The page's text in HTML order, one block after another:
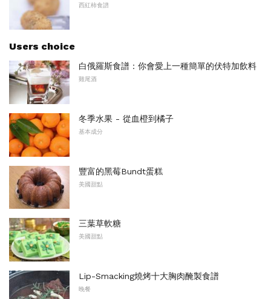
西紅柿食譜
Users choice
白俄羅斯食譜：你會愛上一種簡單的伏特加飲料
雞尾酒
冬季水果 - 從血橙到橘子
基本成分
豐富的黑莓Bundt蛋糕
美國甜點
三葉草軟糖
美國甜點
Lip-Smacking燒烤十大胸肉醃製食譜
晚餐